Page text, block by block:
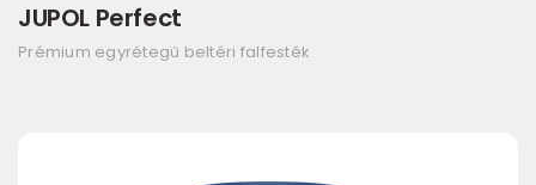
JUPOL Perfect
Prémium egyrétegű beltéri falfesték